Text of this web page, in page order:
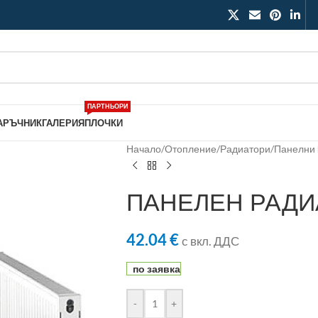
ГАЛЕРИЯПЛОЧКИ
ПАРТНЬОРИ
Начало/Отопление/Радиатори/Панелни
ПАНЕЛЕН
42.04€с вкл. ДДС
по заявка
- +